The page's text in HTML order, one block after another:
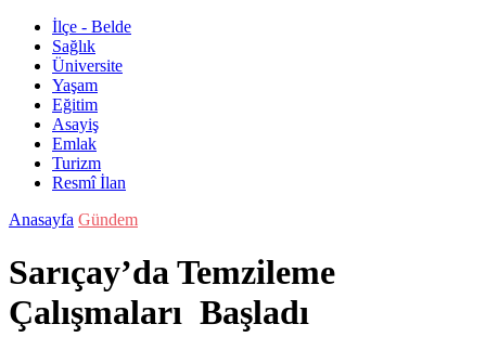
İlçe - Belde
Sağlık
Üniversite
Yaşam
Eğitim
Asayiş
Emlak
Turizm
Resmî İlan
Anasayfa Gündem
Sarıçay’da Temzileme
Çalışmaları Başladı